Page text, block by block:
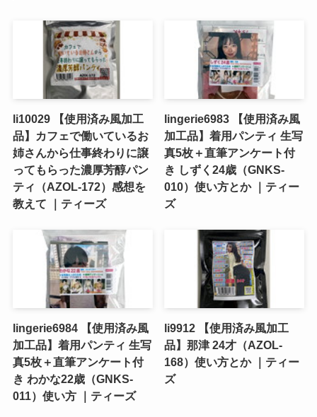
li10029 【使用済み風加工
品】カフェで働いているお
姉さんから仕事終わりに譲
ってもらった濃厚芳醇パン
ティ（AZOL-172）感想を
教えて ｜ティーズ
lingerie6983 【使用済み風
加工品】着用パンティ 生写
真5枚＋直筆アンケート付
き しずく24歳（GNKS-
010）使い方とか ｜ティー
ズ
lingerie6984 【使用済み風
加工品】着用パンティ 生写
真5枚＋直筆アンケート付
き わかな22歳（GNKS-
011）使い方 ｜ティーズ
li9912 【使用済み風加工
品】那津 24才（AZOL-
168）使い方とか ｜ティー
ズ